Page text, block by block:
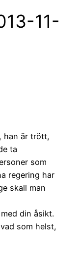
11-
han är trött,
ta
som
regering har
skall man
din åsikt.
som helst,